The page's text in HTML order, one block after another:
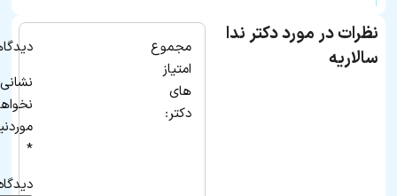
نظرات در مورد دکتر ندا
سالاریه
مجموع
امتیاز
های
دکتر:
*